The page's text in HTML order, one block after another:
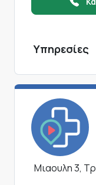
Υπηρεσίες
Μιαουλη 3,